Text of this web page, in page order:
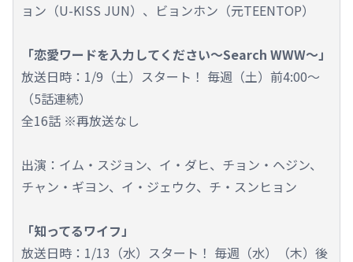
ョン（U-KISS JUN）、ビョンホン（元TEENTOP）
「恋愛ワードを入力してください～Search WWW～」
放送日時：1/9（土）スタート！ 毎週（土）前4:00～
（5話連続）
全16話 ※再放送なし
出演：イム・スジョン、イ・ダヒ、チョン・ヘジン、
チャン・ギヨン、イ・ジェウク、チ・スンヒョン
「知ってるワイフ」
放送日時：1/13（水）スタート！ 毎週（水）（木）後